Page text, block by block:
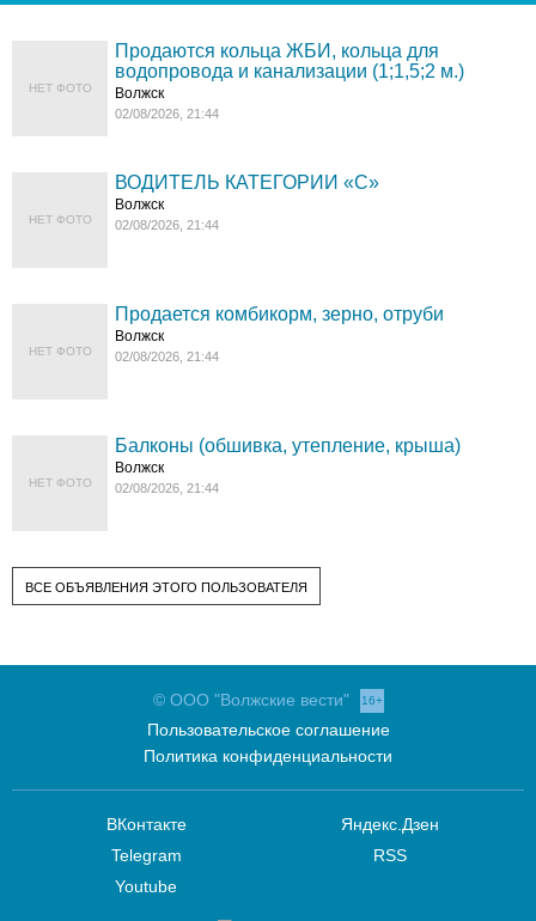
НЕТ ФОТО
Продаются кольца ЖБИ, кольца для
водопровода и канализации (1;1,5;2 м.)
Волжск
02/08/2026, 21:44
НЕТ ФОТО
ВОДИТЕЛЬ КАТЕГОРИИ «C»
Волжск
02/08/2026, 21:44
НЕТ ФОТО
Продается комбикорм, зерно, отруби
Волжск
02/08/2026, 21:44
НЕТ ФОТО
Балконы (обшивка, утепление, крыша)
Волжск
02/08/2026, 21:44
ВСЕ ОБЪЯВЛЕНИЯ ЭТОГО ПОЛЬЗОВАТЕЛЯ
© ООО "Волжские вести" 16+
Пользовательское соглашение
Политика конфиденциальности
ВКонтакте
Telegram
Youtube
Яндекс.Дзен
RSS